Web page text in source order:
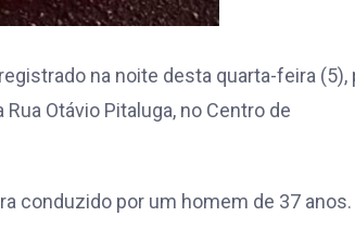
na noite desta quarta-feira (5),
Otávio Pitaluga, no Centro de
conduzido por um homem de 37 anos.